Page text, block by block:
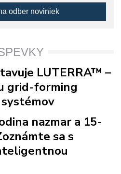
odber noviniek
LUTERRA™ –
grid-forming
nazmar a 15-
sa s